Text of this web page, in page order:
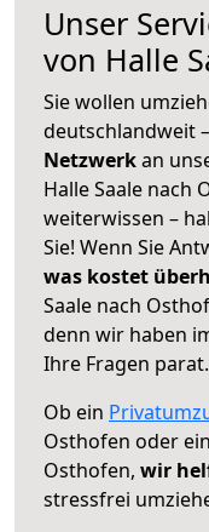
Unser
von Halle
Sie wollen
deutschlandweit
Netzwerkan
Halle Saale nach
weiterwissen –
Sie! Wenn Sie
was kostet
Saale nach
denn wir haben
Ihre Fragen parat.
Ob ein
Osthofen oder
Osthofen, wir
stressfrei